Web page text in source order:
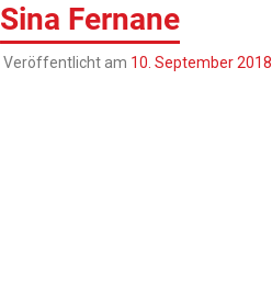
Sina Fernane
Veröffentlicht am 10. September 2018